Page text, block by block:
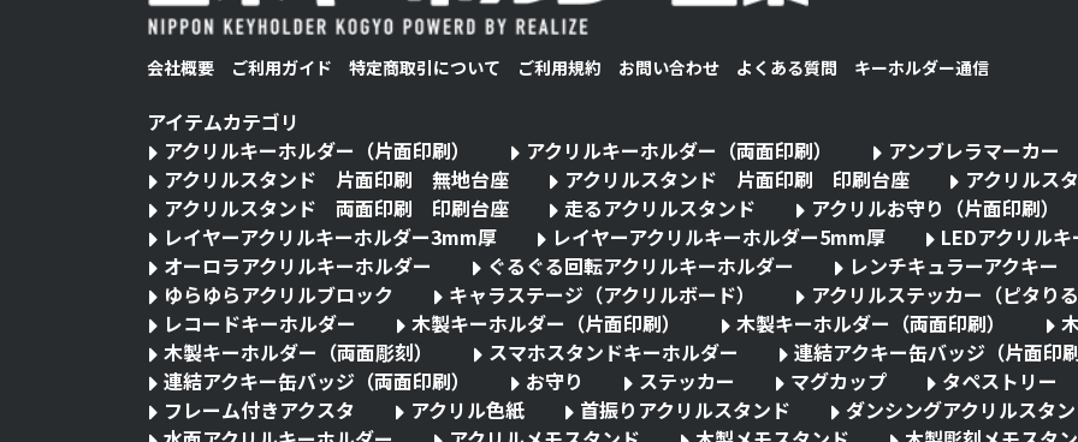
会社概要 ご利用ガイド 特定商取引について ご利用規約 お問い合わせ よくある質問 キーホルダー通信
アイテムカテゴリ
アクリルキーホルダー（片面印刷）
アクリルキーホルダー（両面印刷）
アンブレラマーカー
アクリルスタンド 片面印刷 無地台座
アクリルスタンド 片面印刷 印刷台座
アクリル
アクリルスタンド 両面印刷 印刷台座
走るアクリルスタンド
アクリルお守り（片面印刷）
レイヤーアクリルキーホルダー3mm厚
レイヤーアクリルキーホルダー5mm厚
LEDアクリル
オーロラアクリルキーホルダー
ぐるぐる回転アクリルキーホルダー
レンチキュラーアクキー
ゆらゆらアクリルブロック
キャラステージ（アクリルボード）
アクリルステッカー（ピタり
レコードキーホルダー
木製キーホルダー（片面印刷） 木製キーホルダー（両面印刷）
木製キーホルダー（両面彫刻）
スマホスタンドキーホルダー
連結アクキー缶バッジ（片面印
連結アクキー缶バッジ（両面印刷）
お守り ステッカー マグカップ
タペストリー
フレーム付きアクスタ
アクリル色紙 首振りアクリルスタンド
ダンシングアクリルスタ